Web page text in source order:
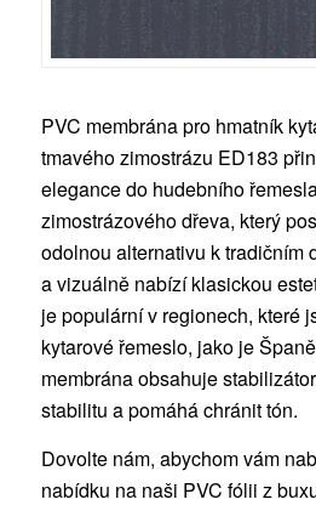
PVC membrána pro hmatník
tmavého zimostrázu ED183
elegance do hudebního
zimostrázového dřeva, který
odolnou alternativu k tradičním
a vizuálně nabízí klasickou
je populární v regionech, které
kytarové řemeslo, jako je
membrána obsahuje
stabilitu a pomáhá chránit tón.
Dovolte nám, abychom vám
nabídku na naši PVC fólii z